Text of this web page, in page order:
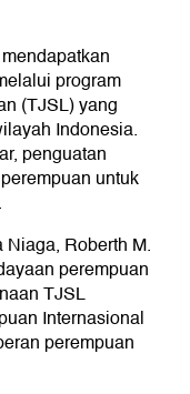
program
(TJSL) yang
Indonesia.
penguatan
untuk
Roberth M.
perempuan
TJSL
Internasional
perempuan